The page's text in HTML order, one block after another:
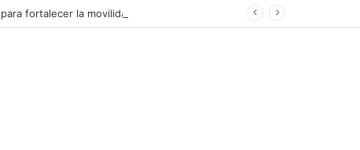
fortalecer la movilidad turística sostenible